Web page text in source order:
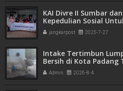
KAI Divre II Sumbar
Kepedulian Sosial
jangkarpost 2025-7-27
Intake Tertimbun
Bersih di Kota Padang
Admin 2026-8-4